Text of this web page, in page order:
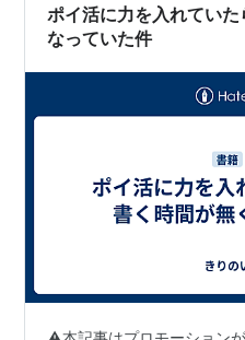
ポイ活に力を入れてい
なっていた件